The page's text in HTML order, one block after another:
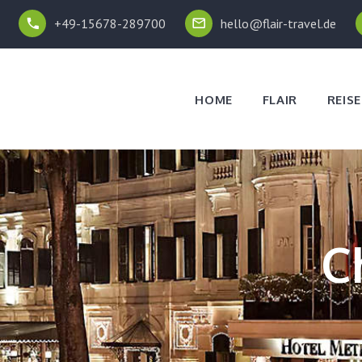
+49-15678-289700 hello@flair-travel.de
HOME FLAIR